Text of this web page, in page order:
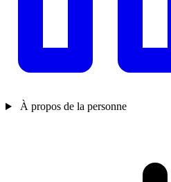
À propos de la personne